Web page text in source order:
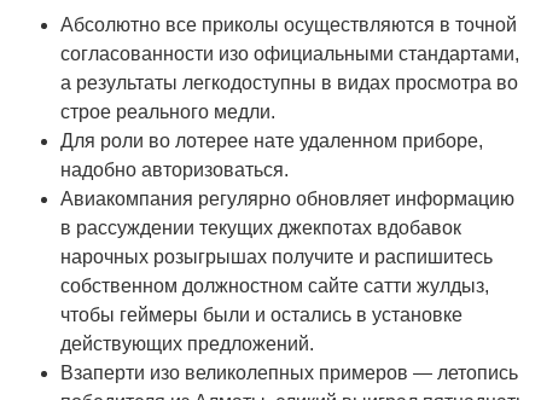
Абсолютно все приколы осуществляются в точной
согласованности изо официальными стандартами,
а результаты легкодоступны в видах просмотра во
строе реального медли.
Для роли во лотерее нате удаленном приборе,
надобно авторизоваться.
Авиакомпания регулярно обновляет информацию
в рассуждении текущих джекпотах вдобавок
нарочных розыгрышах получите и распишитесь
собственном должностном сайте сатти жулдыз,
чтобы геймеры были и остались в установке
действующих предложений.
Взаперти изо великолепных примеров — летопись